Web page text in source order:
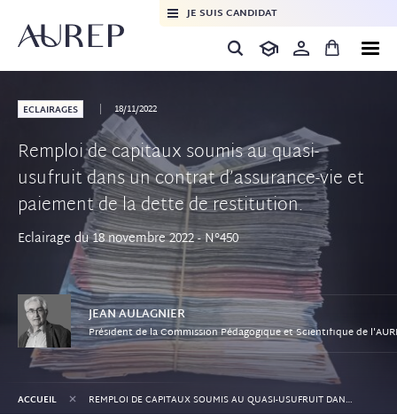
JE SUIS CANDIDAT
ECLAIRAGES 18/11/2022
Remploi de capitaux soumis au quasi-
usufruit dans un contrat d’assurance-vie et
paiement de la dette de restitution.
Eclairage du 18 novembre 2022 - N°450
JEANAULAGNIER
Président de la Commission Pédagogique et Scientifique de
ACCUEIL + REMPLOI DE CAPITAUX SOUMIS AU QUASI-USUFRUIT DANS UN CONTRAT D’ASSURANCE-VIE ET PAIEMENT DE LA DETTE DE RESTITUTION.